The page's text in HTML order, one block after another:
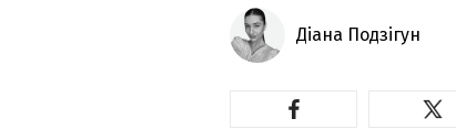
Діана Подзігун